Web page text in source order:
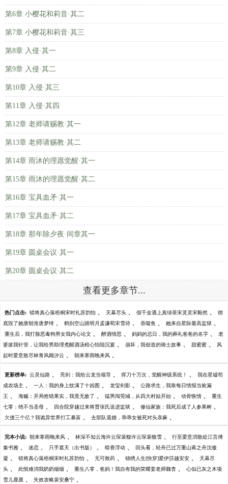
第6章 小樱花和莉音·其二
第7章 小樱花和莉音·其三
第8章 入侵·其一
第9章 入侵·其二
第10章 入侵·其三
第11章 入侵·其四
第12章 老师请赐教·其一
第13章 老师请赐教·其二
第14章 雨沐的理愿觉醒·其一
第15章 雨沐的理愿觉醒·其二
第16章 宝具血矛·其一
第17章 宝具血矛·其二
第18章 那年除夕夜·间章其一
第19章 圆桌会议·其一
第20章 圆桌会议·其二
查看更多章节...
热门点击: 错将真心落梧桐宋时礼苏韵怡 、 天幕尽头 、 假千金遇上真绿茶宋灵灵宋毅然 、 彻
底毁了她唐朝淮唐梦绮 、 鹤别空山踏明月孟谦荀宋雪诗 、 吞噬鱼 、 她来自星际最高监狱 、
重生后，我打脸恶毒狗男女我内心论文 、 醉酒情思 、 妈妈的忌日，我的葬礼爸爸的名字 、 老
婆拔我针管，让我给男助理煮醒酒汤程心怡陆沉宴 、 崩坏，我创造的骑士故事 、 甜蜜蜜 、 风
起时爱意散尽林青风顾汐云 、 朝来寒雨晚来风 、
更新榜单: 云灵仙路 、 亮剑：我给云龙当领导 、 挥刀十万次，觉醒神级系统！ 、 我在星墟苟
成农场主 、 一人：我的身上纹满了十凶图 、 龙玺剑影 、 公路求生，我靠每日情报当捡漏
王 、 海贼：开局抢错果实，我竟无敌了 、 猛男闯莞城，从四大村姑开始 、 动骨恢情 、 重生
七零：绝不当圣母 、 四合院穿越过来将贾张氏送进监狱 、 修仙家族：我死后成了人参果树 、
欠债三个亿？我诡异世界打工暴富 、 去部队退婚，乖乖女被死对头亲麻 、
完本小说: 朝来寒雨晚来风 、 林深不知云海许云琛裴馥许云琛裴馥雪 、 行至爱意消散处江言傅
秦书雅 、 迷恋 、 只手遮天（出书版） 、 暗香浮动 、 回头看，轻舟已过万重山蒋之舟沈傲
凝 、 错将真心落梧桐宋时礼苏韵怡 、 无可救药 、 锦绣人生[快穿]爱伊莎越安安 、 天幕尽
头 、 此恨难消我奶奶烟烟 、 重生八零，爸妈！我自有我的荣耀姜老师魏杳 、 心似已灰之木项
雪儿鹿鹿 、 失效攻略裴安桑宁 、